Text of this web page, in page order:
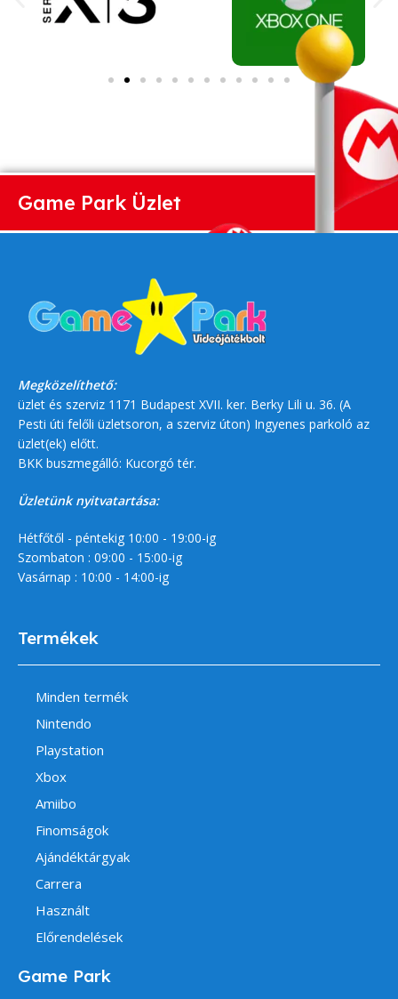
Game Park Üzlet
Megközelíthető:
üzlet és szerviz 1171 Budapest XVII. ker. Berky Lili u. 36. (A
Pesti úti felőli üzletsoron, a szerviz úton) Ingyenes parkoló az
üzlet(ek) előtt.
BKK buszmegálló: Kucorgó tér.
Üzletünk nyitvatartása:
Hétfőtől - péntekig 10:00 - 19:00-ig
Szombaton : 09:00 - 15:00-ig
Vasárnap : 10:00 - 14:00-ig
Termékek
Minden termék
Nintendo
Playstation
Xbox
Amiibo
Finomságok
Ajándéktárgyak
Carrera
Használt
Előrendelések
Game Park